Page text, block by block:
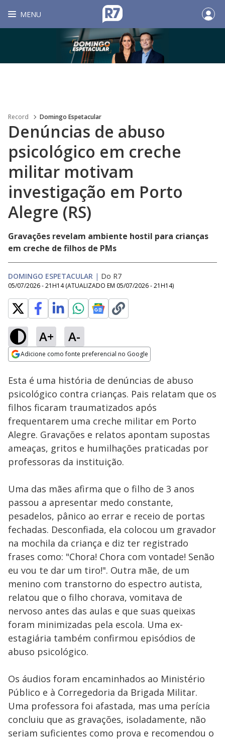
MENU
Record Domingo Espetacular
Denúncias de abuso
psicológico em creche
militar motivam
investigação em Porto
Alegre (RS)
Gravações revelam ambiente hostil para crianças
em creche de filhos de PMs
DOMINGO ESPETACULAR | Do R7
05/07/2026 - 21H14 (ATUALIZADO EM 05/07/2026 - 21H14)
A+ A-
Adicione como fonte preferencial no Google
Ativar
Loaded:
10.85%
Esta é uma história de denúncias de abuso
psicológico contra crianças. Pais relatam que os
filhos ficaram traumatizados após
frequentarem uma creche militar em Porto
Alegre. Gravações e relatos apontam supostas
ameaças, gritos e humilhações praticadas por
professoras da instituição.
Uma das mães afirma que o filho de 3 anos
passou a apresentar medo constante,
pesadelos, pânico ao errar e receio de portas
fechadas. Desconfiada, ela colocou um gravador
na mochila da criança e diz ter registrado
frases como: "Chora! Chora com vontade! Senão
eu vou te dar um tiro!". Outra mãe, de um
menino com transtorno do espectro autista,
relatou que o filho chorava, vomitava de
nervoso antes das aulas e que suas queixas
foram minimizadas pela escola. Uma ex-
estagiária também confirmou episódios de
abuso psicológico.
Os áudios foram encaminhados ao Ministério
Público e à Corregedoria da Brigada Militar.
Uma professora foi afastada, mas uma perícia
concluiu que as gravações, isoladamente, não
seriam suficientes como prova e recomendou o